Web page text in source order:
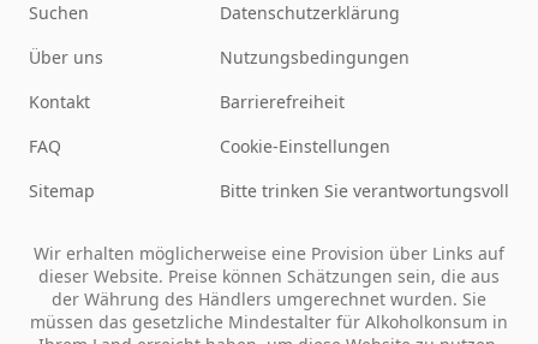
Suchen
Über uns
Kontakt
FAQ
Sitemap
Datenschutzerklärung
Nutzungsbedingungen
Barrierefreiheit
Cookie-Einstellungen
Bitte trinken Sie verantwortungsvoll
Wir erhalten möglicherweise eine Provision über Links auf
dieser Website. Preise können Schätzungen sein, die aus
der Währung des Händlers umgerechnet wurden. Sie
müssen das gesetzliche Mindestalter für Alkoholkonsum in